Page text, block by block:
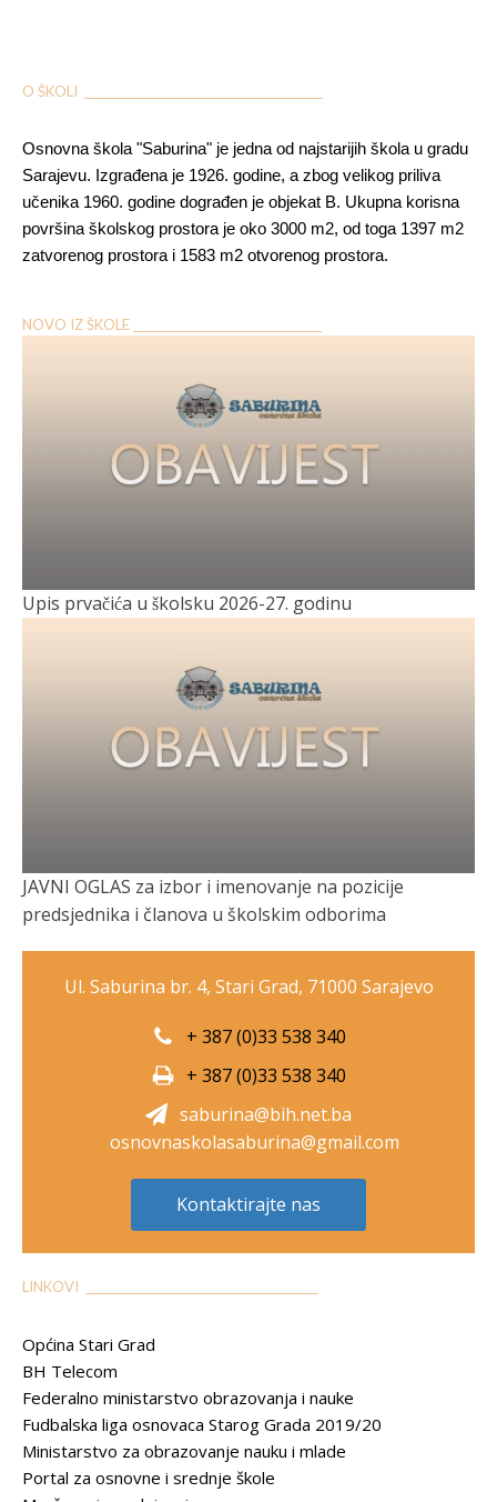
O ŠKOLI ___________________________________________
Osnovna škola "Saburina" je jedna od najstarijih škola u gradu
Sarajevu. Izgrađena je 1926. godine, a zbog velikog priliva
učenika 1960. godine dograđen je objekat B. Ukupna korisna
površina školskog prostora je oko 3000 m2, od toga 1397 m2
zatvorenog prostora i 1583 m2 otvorenog prostora.
NOVO IZ ŠKOLE __________________________________
Upis prvačića u školsku 2026-27. godinu
JAVNI OGLAS za izbor i imenovanje na pozicije
predsjednika i članova u školskim odborima
Ul. Saburina br. 4, Stari Grad, 71000 Sarajevo
+ 387 (0)33 538 340
+ 387 (0)33 538 340
saburina@bih.net.ba
osnovnaskolasaburina@gmail.com
Kontaktirajte nas
LINKOVI __________________________________________
Općina Stari Grad
BH Telecom
Federalno ministarstvo obrazovanja i nauke
Fudbalska liga osnovaca Starog Grada 2019/20
Ministarstvo za obrazovanje nauku i mlade
Portal za osnovne i srednje škole